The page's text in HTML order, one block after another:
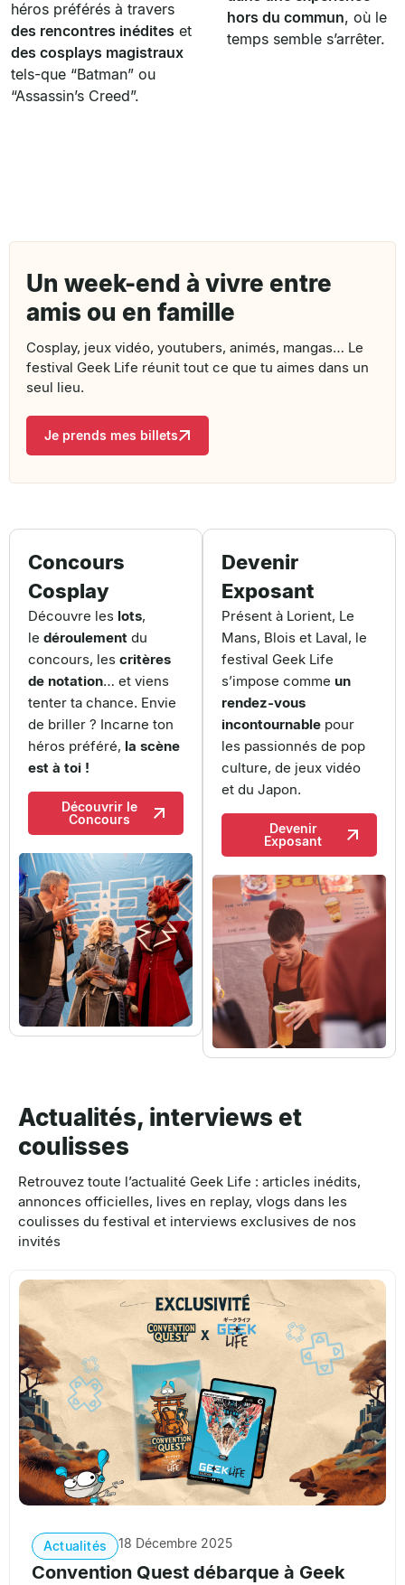
héros préférés à travers
des rencontres inédites et
des cosplays magistraux
tels-que “Batman” ou
“Assassin’s Creed”.
hors du commun, où le
temps semble s’arrêter.
Un week-end à vivre entre
amis ou en famille
Cosplay, jeux vidéo, youtubers, animés, mangas… Le
festival Geek Life réunit tout ce que tu aimes dans un
seul lieu.
Je prends mes billets
Concours
Cosplay
Découvre les lots,
le déroulement du
concours, lescritères
de notation… et viens
tenter ta chance. Envie
de briller ? Incarne ton
héros préféré, la scène
est à toi !
Découvrir le
Concours
Devenir
Exposant
Présent à Lorient, Le
Mans, Blois et Laval, le
festival Geek Life
s’impose comme un
rendez-vous
incontournable pour
les passionnés de pop
culture, de jeux vidéo
et du Japon.
Devenir
Exposant
Actualités, interviews et
coulisses
Retrouvez toute l’actualité Geek Life : articles inédits,
annonces officielles, lives en replay, vlogs dans les
coulisses du festival et interviews exclusives de nos
invités
Actualités 18 Décembre 2025
Convention Quest débarque à Geek